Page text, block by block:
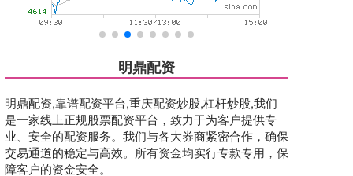
明鼎配资
明鼎配资,靠谱配资平台,重庆配资炒股,杠杆炒股,我们
是一家线上正规股票配资平台，致力于为客户提供专
业、安全的配资服务。我们与各大券商紧密合作，确保
交易通道的稳定与高效。所有资金均实行专款专用，保
障客户的资金安全。